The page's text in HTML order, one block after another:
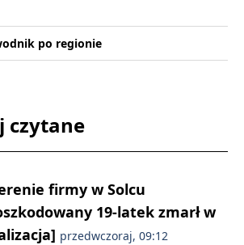
po regionie
czytane
firmy w Solcu
19-latek zmarł w
przedwczoraj, 09:12